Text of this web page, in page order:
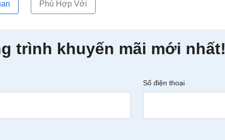
Phù Hợp Với
trình khuyến mãi mới nhất!
Số điện thoại